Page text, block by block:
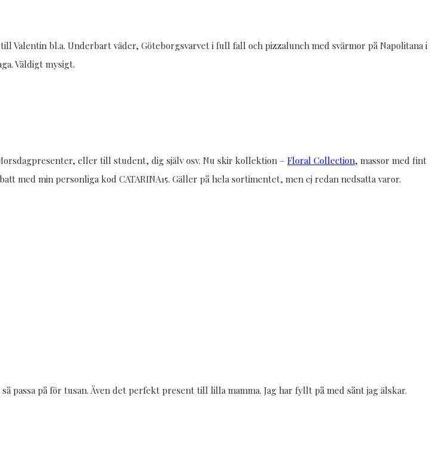
Valentin bl.a. Underbart väder, Göteborgsvarvet i full fall och pizzalunch med svärmor på Napolitana i
Väldigt mysigt.
eller till student, dig själv osv. Nu skir kollektion – Floral Collection, massor med fint
med min personliga kod CATARINA15. Gäller på hela sortimentet, men ej redan nedsatta varor.
så passa på för tusan. Även det perfekt present till lilla mamma. Jag har fyllt på med sånt jag älskar.